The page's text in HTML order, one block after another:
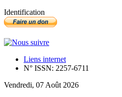
Identification
Liens internet
N° ISSN: 2257-6711
Vendredi, 07 Août 2026